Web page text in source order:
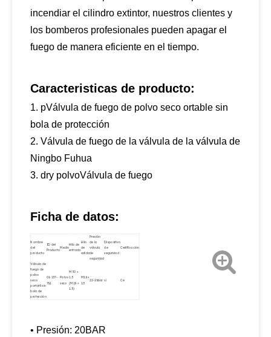
incendiar el cilindro extintor, nuestros clientes y
los bomberos profesionales pueden apagar el
fuego de manera eficiente en el tiempo.
Caracteristicas de producto:
1. pVálvula de fuego de polvo seco ortable sin
bola de protección
2. Válvula de fuego de la válvula de la válvula de
Ningbo Fuhua
3. dry polvoVálvula de fuego
Ficha de datos:
Nombre
del
producto
ID del
Producto
Medio
Hilo de
entrada
Hilo
de
salida
Presión
de la
válvula
de
seguridad
Dispositivo
de
seguridad
Certificación
Válvula de
fuego de
polvo
seco
portátil sin
bola de
protección
01-137-
761
Polvo
seco
M30 ×
1.5
(M16 ×
1.5)
M16 ×
1.5
22-26bar sí Ce
• Presión: 20BAR